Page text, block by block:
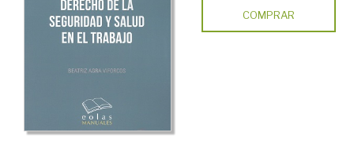
COMPRAR